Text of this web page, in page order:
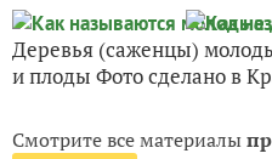
Деревья (саженцы)
и плоды Фото сделано в
Смотрите все материалы